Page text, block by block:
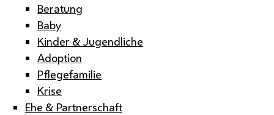
Beratung
Baby
Kinder & Jugendliche
Adoption
Pflegefamilie
Krise
Ehe & Partnerschaft